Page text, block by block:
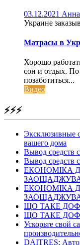
03.12.2021 Анна
Украине
Матрасы в
Хорошо
сон и отдых. По
позаботиться...
Видео
⚡⚡⚡
Эксклюзивные
вашего дома
Вывод средств
Вывод средств
ЕКОНОМІКА
ЕКОНОМІКА
ЩО ТАКЕ
ЩО ТАКЕ
Ускорьте свой
DAITRES: